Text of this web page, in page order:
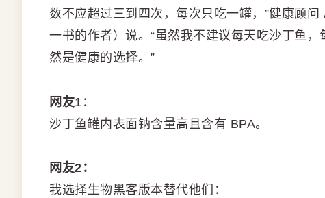
数不应超过三到四次，每次只吃一罐，”健康顾
一书的作者）说。“虽然我不建议每天吃沙丁鱼
然是健康的选择。”
网友1：
沙丁鱼罐内表面钠含量高且含有 BPA。
网友2：
我选择生物黑客版本替代他们：